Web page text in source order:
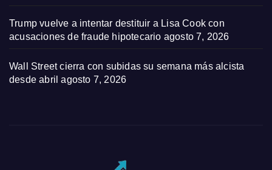
Trump vuelve a intentar destituir a Lisa Cook con
acusaciones de fraude hipotecario agosto 7, 2026
Wall Street cierra con subidas su semana más alcista
desde abril agosto 7, 2026